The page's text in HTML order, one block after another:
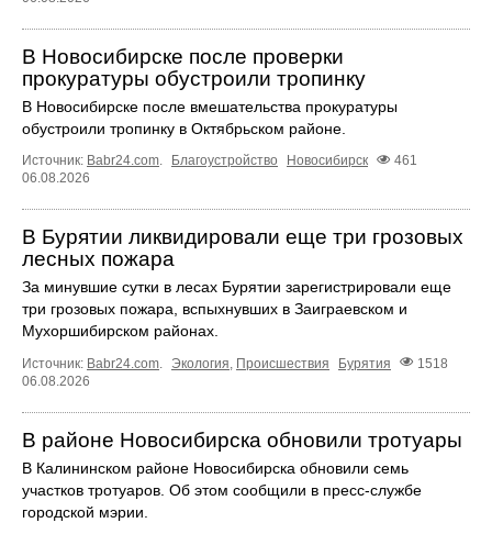
В Новосибирске после проверки
прокуратуры обустроили тропинку
В Новосибирске после вмешательства прокуратуры
обустроили тропинку в Октябрьском районе.
Источник: Babr24.com. Благоустройство Новосибирск
461
06.08.2026
В Бурятии ликвидировали еще три грозовых
лесных пожара
За минувшие сутки в лесах Бурятии зарегистрировали еще
три грозовых пожара, вспыхнувших в Заиграевском и
Мухоршибирском районах.
Источник: Babr24.com Экология Происшествия Бурятия
1518
06.08.2026
В районе Новосибирска обновили тротуары
В Калининском районе Новосибирска обновили семь
участков тротуаров. Об этом сообщили в пресс-службе
городской мэрии.